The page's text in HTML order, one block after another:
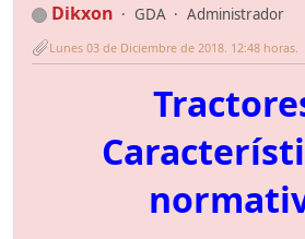
Dikxon GDA Administrador
Lunes 03 de Diciembre de 2018. 12:48 horas.